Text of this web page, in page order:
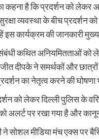
कहना है कि प्रदर्शन को
सुरक्षा व्यवस्था के बीच
इस कार्यक्रम की जानकारी
संबंधी कथित अनियमितताओं को
दीपके ने समर्थकों और
का नेतृत्व करने की घोषणा
को लेकर दिल्ली पुलिस के
अलर्ट पर रखा गया है और
सोशल मीडिया मंच एक्स पर